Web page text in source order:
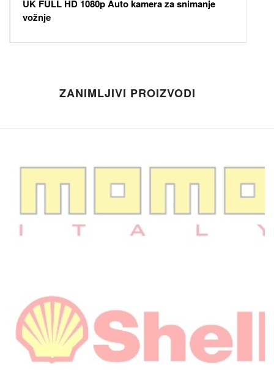
UK FULL HD 1080p Auto kamera za snimanje
vožnje
ZANIMLJIVI PROIZVODI